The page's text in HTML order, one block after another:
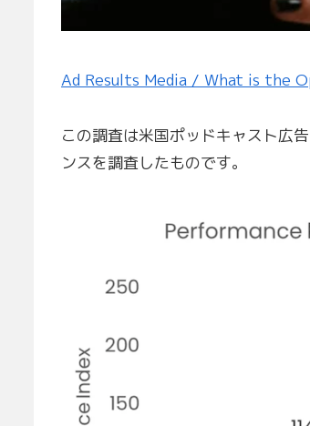
Ad Results Media / What is the
この調査は米国ポッドキャスト広
ンスを調査したものです。